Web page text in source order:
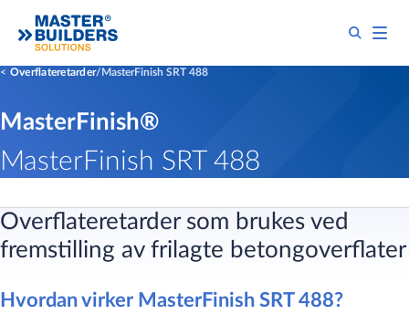
Overflateretarder MasterFinish SRT 488
MasterFinish®
MasterFinish SRT 488
Overflateretarder som brukes ved
fremstilling av frilagte betongoverflater
Hvordan virker MasterFinish SRT 488?